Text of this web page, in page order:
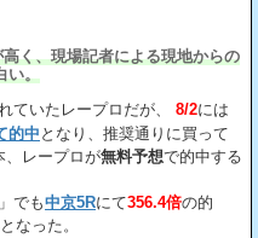
く、現場記者による現地からの
い。
ていたレープロだが、 8/2には
的中となり、推奨通りに買って
、レープロが無料予想で的中する
」でも中京5Rにて356.4倍の的
なった。